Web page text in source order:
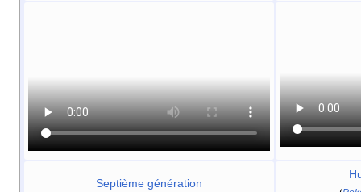
Septième génération